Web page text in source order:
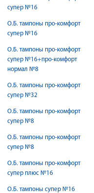
супер №16
О.Б. тампоны про-комфорт
супер №16
О.Б. тампоны про-комфорт
супер №16+про-комфорт
нормал №8
О.Б. тампоны про-комфорт
супер №32
О.Б. тампоны про-комфорт
супер №8
О.Б. тампоны про-комфорт
супер №8
О.Б. тампоны про-комфорт
супер плюс №16
О.Б. тампоны супер №16